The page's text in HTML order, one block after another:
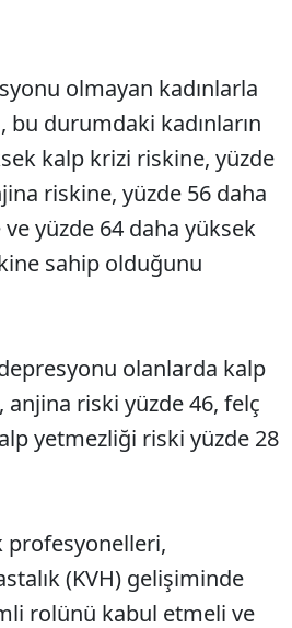
olmayan kadınlarla
bu durumdaki kadınların
kalp krizi riskine, yüzde
riskine, yüzde 56 daha
yüzde 64 daha yüksek
sahip olduğunu
olanlarda kalp
anjina riski yüzde 46, felç
yetmezliği riski yüzde 28
profesyonelleri,
(KVH) gelişiminde
rolünü kabul etmeli ve